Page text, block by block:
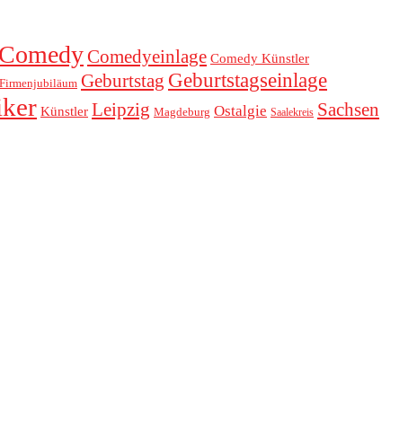
ComedyComedyeinlage Comedy Künstler
Firmenjubiläum Geburtstag Geburtstagseinlage
Künstler Leipzig Magdeburg Ostalgie Saalekreis Sachsen